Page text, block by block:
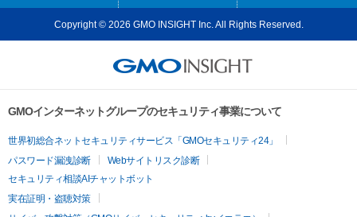
Copyright © 2026 GMO INSIGHT Inc. All Rights Reserved.
GMOインターネットグループのセキュリティ事業について
世界初総合ネットセキュリティサービス「GMOセキュリティ24」
パスワード漏洩診断
Webサイトリスク診断
セキュリティ相談AIチャットボット
実在証明・盗聴対策